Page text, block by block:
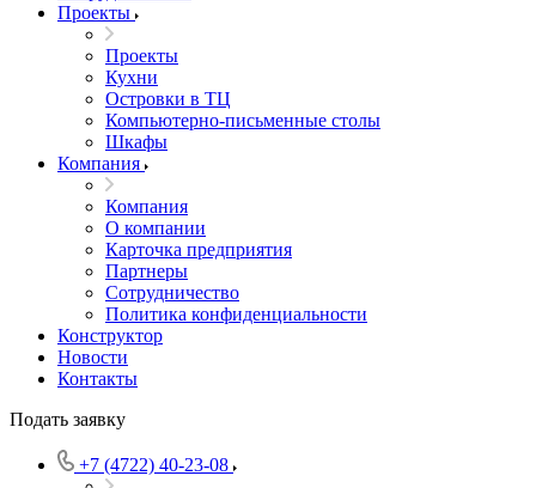
Проекты
Проекты
Кухни
Островки в ТЦ
Компьютерно-письменные столы
Шкафы
Компания
Компания
О компании
Карточка предприятия
Партнеры
Сотрудничество
Политика конфиденциальности
Конструктор
Новости
Контакты
Подать заявку
+7 (4722) 40-23-08